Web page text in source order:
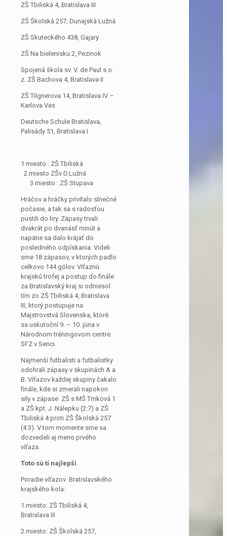
ZŠ Tbiliská 4, Bratislava III
ZŠ Školská 257, Dunajská Lužná
ZŠ Skuteckého 438, Gajary
ZŠ Na bielenisku 2, Pezinok
Spojená škola sv. V. de Paul s o.
z. ZŠ Bachova 4, Bratislava II
ZŠ Tilgnerova 14, Bratislava IV –
Karlova Ves
Deutsche Schule Bratislava,
Palisády 51, Bratislava I
1 miesto : ZŠ Tbiliská
2.miesto ZŠv D.Lužná
3 miesto : ZŠ Stupava
Hráčov a hráčky privítalo slnečné
počasie, a tak sa s radosťou
pustili do hry. Zápasy trvali
dvakrát po dvanásť minút a
napätie sa dalo krájať do
posledného odpískania. Videli
sme 18 zápasov, v ktorých padlo
celkovo 144 gólov. Víťaznú
krajskú trofej a postup do finále
za Bratislavský kraj si odniesol
tím zo ZŠ Tbiliská 4, Bratislava
III, ktorý postupuje na
Majstrovstvá Slovenska, ktoré
sa uskutoční 9. – 10. júna v
Národnom tréningovom centre
SFZ v Senci.
Najmenší futbalisti a futbalistky
odohrali zápasy v skupinách A a
B. Víťazov každej skupiny čakalo
finále, kde si zmerali napokon
sily v zápase ZŠ s MŠ Trnková 1
a ZŠ kpt. J. Nálepku (2:7) a ZŠ
Tbiliská 4 proti ZŠ Školská 257
(4:3). V tom momente sme sa
dozvedeli aj meno prvého
víťaza.
Toto sú tí najlepší
Poradie víťazov Bratislavského
krajského kola:
1.miesto: ZŠ Tbiliská 4,
Bratislava III
2.miesto: ZŠ Školská 257,